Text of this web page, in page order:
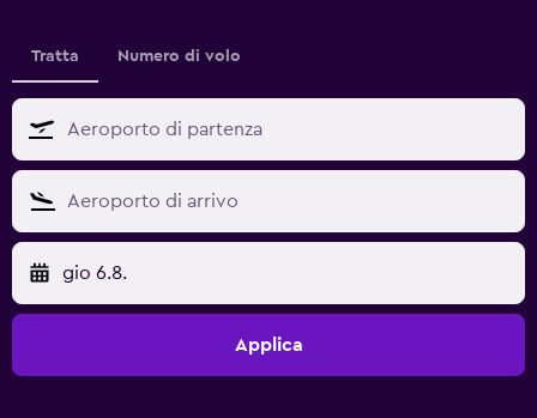
Tratta Numero di volo
gio 6.8.
Applica